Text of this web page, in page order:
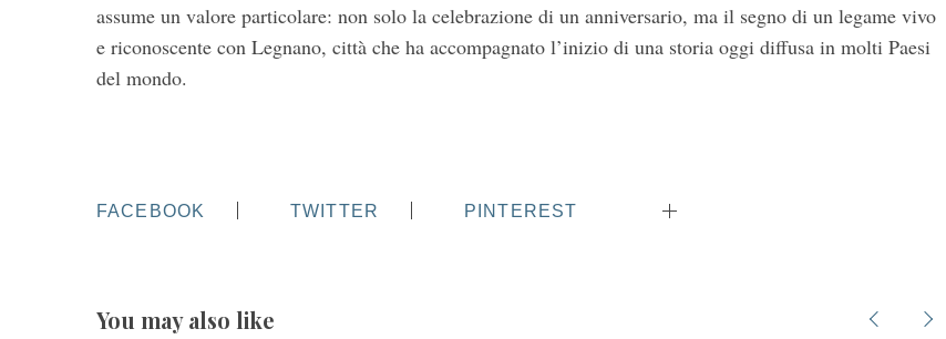
assume un valore particolare: non solo la celebrazione di un anniversario, ma il segno di un legame vivo
e riconoscente con Legnano, città che ha accompagnato l’inizio di una storia oggi diffusa in molti Paesi
del mondo.
FACEBOOK TWITTER PINTEREST
You may also like